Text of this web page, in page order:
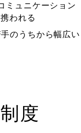
ミュニケーション
われる
のうちから幅広い
度